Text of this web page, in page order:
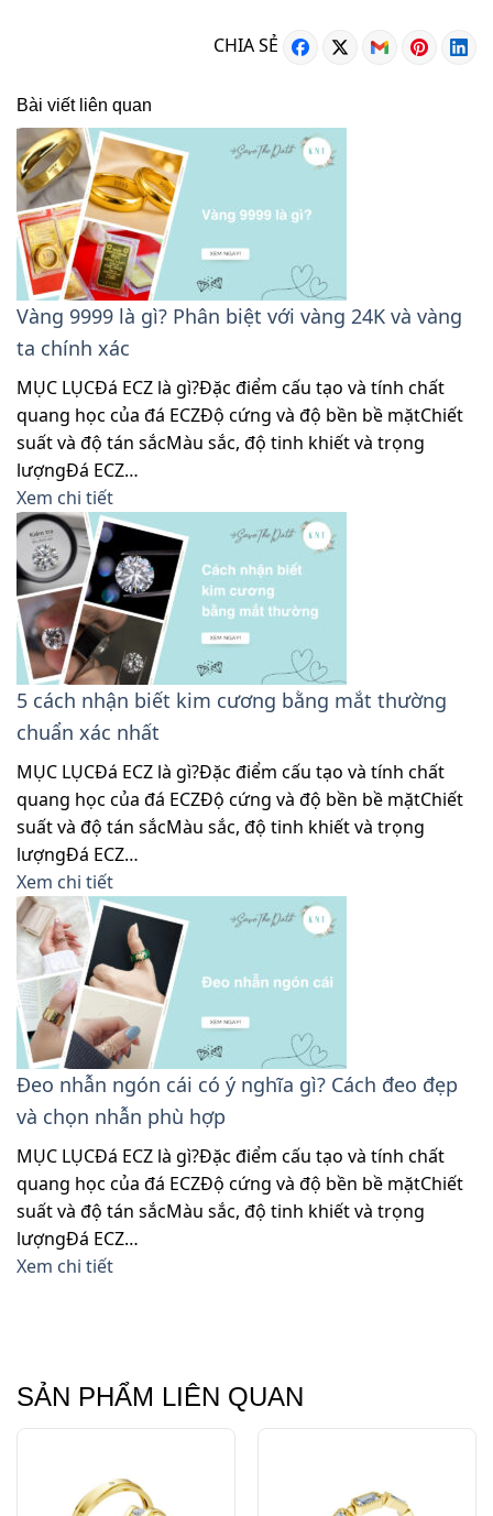
CHIA SẺ
Bài viết liên quan
Vàng 9999 là gì? Phân biệt với vàng 24K và vàng
ta chính xác
MỤC LỤCĐá ECZ là gì?Đặc điểm cấu tạo và tính chất
quang học của đá ECZĐộ cứng và độ bền bề mặtChiết
suất và độ tán sắcMàu sắc, độ tinh khiết và trọng
lượngĐá ECZ…
Xem chi tiết
5 cách nhận biết kim cương bằng mắt thường
chuẩn xác nhất
MỤC LỤCĐá ECZ là gì?Đặc điểm cấu tạo và tính chất
quang học của đá ECZĐộ cứng và độ bền bề mặtChiết
suất và độ tán sắcMàu sắc, độ tinh khiết và trọng
lượngĐá ECZ…
Xem chi tiết
Đeo nhẫn ngón cái có ý nghĩa gì? Cách đeo đẹp
và chọn nhẫn phù hợp
MỤC LỤCĐá ECZ là gì?Đặc điểm cấu tạo và tính chất
quang học của đá ECZĐộ cứng và độ bền bề mặtChiết
suất và độ tán sắcMàu sắc, độ tinh khiết và trọng
lượngĐá ECZ…
Xem chi tiết
SẢN PHẨM LIÊN QUAN